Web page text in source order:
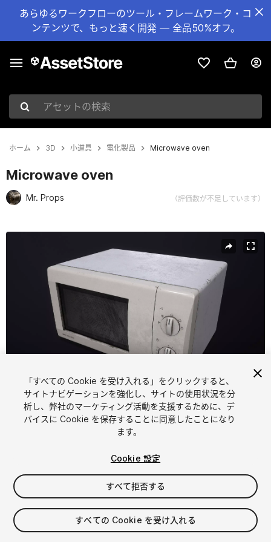
あらゆるワークフローのツール・フレームワーク・コ
ンテンツで、もっと速く開発 — 全品50%オフ。
アセットの検索
ホーム 3D 小道具 電化製品 Microwave oven
Microwave oven
Mr. Props （評価数が不足しています）
1/ 13
$9.99
消費税は決済時に計算されます
「すべての Cookie を受け入れる」をクリックすると、
サイトナビゲーションを強化し、サイトの使用状況を分
析し、弊社のマーケティング活動を支援するために、デ
バイスに Cookie を保存することに同意したことになり
ます。
Cookie 設定
すべて拒否する
すべての Cookie を受け入れる